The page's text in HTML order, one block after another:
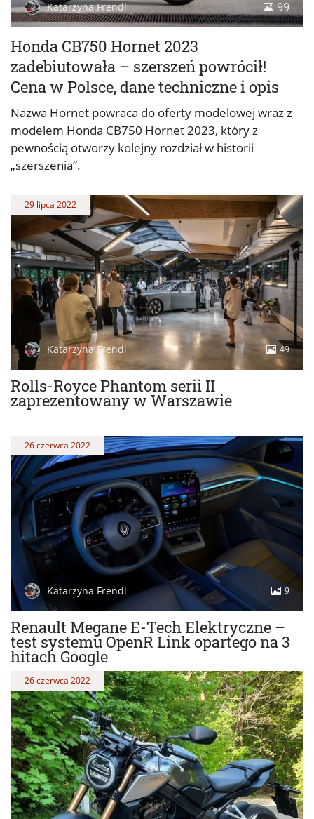
Honda CB750 Hornet 2023
zadebiutowała – szerszeń powrócił!
Cena w Polsce, dane techniczne i opis
Katarzyna Frendl 99
Nazwa Hornet powraca do oferty modelowej wraz z
modelem Honda CB750 Hornet 2023, który z
pewnością otworzy kolejny rozdział w historii
„szerszenia”.
Rolls-Royce Phantom serii II
zaprezentowany w Warszawie
29 lipca 2022
Katarzyna Frendl 49
Renault Megane E-Tech Elektryczne –
test systemu OpenR Link opartego na 3
hitach Google
26 czerwca 2022
Katarzyna Frendl 9
26 czerwca 2022